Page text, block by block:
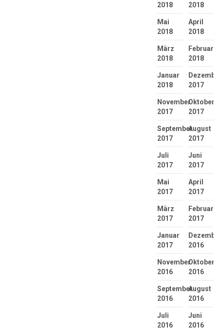
2018
2018
Mai
2018
April
2018
März
2018
Februar
2018
Januar
2018
2017
November
2017
Oktober
2017
September
2017
August
2017
Juli
2017
Juni
2017
Mai
2017
April
2017
März
2017
Februar
2017
Januar
2017
2016
November
2016
Oktober
2016
September
2016
August
2016
Juli
2016
Juni
2016